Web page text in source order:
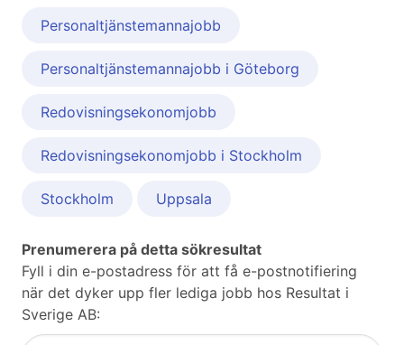
Personaltjänstemannajobb
Personaltjänstemannajobb i Göteborg
Redovisningsekonomjobb
Redovisningsekonomjobb i Stockholm
Stockholm Uppsala
Prenumerera på detta sökresultat
Fyll i din e-postadress för att få e-postnotifiering
när det dyker upp fler lediga jobb hos Resultat i
Sverige AB: